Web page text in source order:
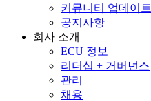
커뮤니티 업데이트
공지사항
회사 소개
ECU 정보
리더십 + 거버넌스
관리
채용